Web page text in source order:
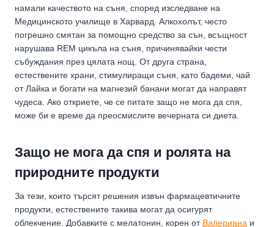
намали качеството на съня, според изследване на
Медицинското училище в Харвард. Алкохолът, често
погрешно смятан за помощно средство за сън, всъщност
нарушава REM цикъла на съня, причинявайки чести
събуждания през цялата нощ. От друга страна,
естествените храни, стимулиращи съня, като бадеми, чай
от Лайка и богати на магнезий банани могат да направят
чудеса. Ако откриете, че се питате защо не мога да спя,
може би е време да преосмислите вечерната си диета.
Защо не мога да спя и ролята на
природните продукти
За тези, които търсят решения извън фармацевтичните
продукти, естествените такива могат да осигурят
облекчение. Добавките с мелатонин, корен от Валериана и